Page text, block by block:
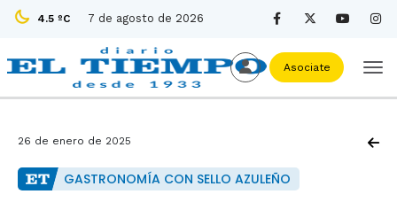
4.5 ºC 7 de agosto de 2026
Asociate
26 de enero de 2025
GASTRONOMÍA CON SELLO AZULEÑO